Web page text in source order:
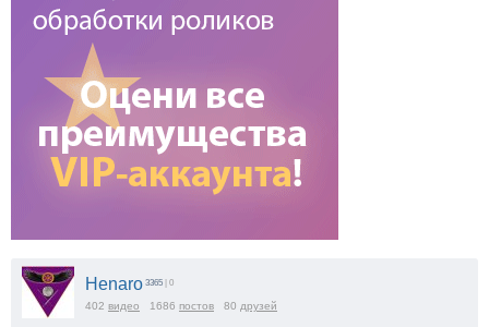
Henaro 3365 | 0
402 видео 1686 постов 80 друзей